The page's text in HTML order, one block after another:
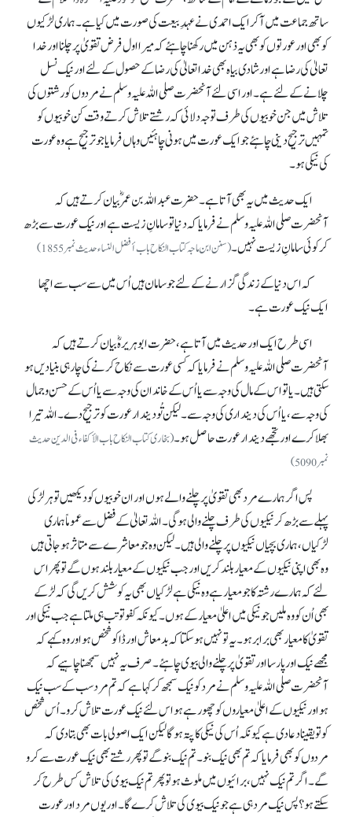
ساتھ جماعت میں آ کر ایک احمدی نے عہدِ بیعت کی صورت میں کیا ہے۔ ہماری لڑکیوں
کو بھی اور عورتوں کو بھی یہ ذہن میں رکھنا چاہئے کہ میرا اول فرض تقویٰ پر چلنا اور خدا
تعالیٰ کی رضا ہے اور شادی بیاہ بھی خدا تعالیٰ کی رضا کے حصول کے لئے اور نیک نسل
چلانے کے لئے ہے۔ اور اسی لئے آنحضرت صلی اللہ علیہ وسلم نے مردوں کو رشتوں کی
تلاش میں جن خوبیوں کی طرف توجہ دلائی کہ رشتے تلاش کرتے وقت کن خوبیوں کو
تمہیں ترجیح دینی چاہئے جو ایک عورت میں ہونی چاہئیں وہاں فرمایا جو ترجیح ہے وہ عورت
کی نیکی ہو۔
ایک حدیث میں یہ بھی آتا ہے۔ حضرت عبداللہ بن عمرؓ بیان کرتے ہیں کہ
آنحضرت صلی اللہ علیہ وسلم نے فرمایا کہ دنیا تو سامانِ زیست ہے اور نیک عورت سے بڑھ
کر کوئی سامانِ زیست نہیں۔(سنن ابن ماجہ کتاب النکاح باب أفضل النساء حدیث نمبر1855)
کہ اس دنیا کے زندگی گزارنے کے لئے جو سامان ہیں اُس میں سے سب سے اچھا
ایک نیک عورت ہے۔
اسی طرح ایک اور حدیث میں آتا ہے، حضرت ابوہریرہؓ بیان کرتے ہیں کہ
آنحضرت صلی اللہ علیہ وسلم نے فرمایا کہ کسی عورت سے نکاح کرنے کی چار ہی بنیادیں ہو
سکتی ہیں۔ یا تو اس کے مال کی وجہ سے یا اُس کے خاندان کی وجہ سے یا اُس کے حسن و جمال
کی وجہ سے، یا اُس کی دینداری کی وجہ سے۔ لیکن تُو دیندار عورت کو ترجیح دے۔ اللہ تیرا
بھلا کرے اور تجھے دیندار عورت حاصل ہو۔(بخاری کتاب النکاح باب الأکفاء فی الدین حدیث
نمبر5090)
پس اگر ہمارے مرد بھی تقویٰ پر چلنے والے ہوں اور ان خوبیوں کو دیکھیں تو ہر لڑکی
پہلے سے بڑھ کر نیکیوں کی طرف چلنے والی ہو گی۔ اللہ تعالیٰ کے فضل سے عموماً ہماری
لڑکیاں، ہماری بچیاں نیکیوں پر چلنے والی ہیں۔ لیکن وہ جو معاشرے سے متاثر ہوجاتی ہیں
وہ بھی اپنی نیکیوں کے معیار بلند کریں اور جب نیکیوں کے معیار بلند ہوں گے تو پھر اس
لئے کہ ہمارے رشتہ کا جو معیار ہے وہ نیکی ہے لڑکیاں بھی یہ کوشش کریں گی کہ لڑکے
بھی اُن کو وہ ملیں جو نیکی میں اعلیٰ معیار کے ہوں۔ کیونکہ کفو تو تب ہی ملتا ہے جب نیکی اور
تقویٰ کا معیار بھی برابر ہو۔ یہ تو نہیں ہو سکتا کہ بدمعاش اور ڈاکو شخص ہو اور وہ کہے کہ
مجھے نیک اور پارسا اور تقویٰ پر چلنے والی بیوی چاہئے۔ صرف یہ نہیں سمجھنا چاہیے کہ
آنحضرت صلی اللہ علیہ وسلم نے مرد کو نیک سمجھ کر کہا ہے کہ تم مرد سب کے سب نیک
ہو اور نیکیوں کے اعلیٰ معیاروں کو چھو رہے ہو اس لئے نیک عورت تلاش کرو۔ اُس شخص
کو تو یقینا دعا دی ہے کیونکہ اُس کی نیکی کا پتہ ہو گا لیکن ایک اصولی بات بھی بتا دی کہ
مردوں کو بھی فرمایا کہ تم بھی نیک بنو۔ تم نیک بنو گے تو پھر رشتے بھی نیک عورت سے کرو
گے۔ اگر تم نیک نہیں، برائیوں میں ملوث ہو تو پھرتم نیک بیوی کی تلاش کس طرح کر
سکتے ہو؟ پس نیک مرد ہی ہے جو نیک بیوی کی تلاش کرے گا۔ اور یوں مرد اور عورت